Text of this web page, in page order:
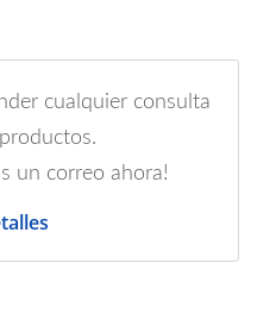
cualquier consulta
un correo ahora!